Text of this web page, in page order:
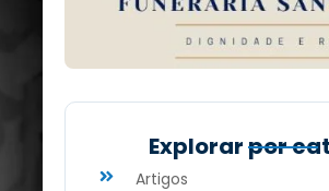
Explorar por
Artigos